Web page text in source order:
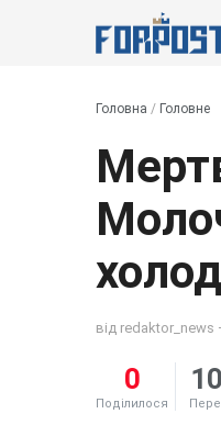
Головна / Головне
від redaktor_news
0
Поділилося